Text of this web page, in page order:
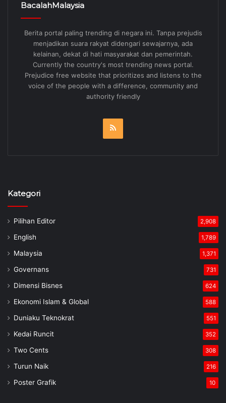
BacalahMalaysia
Berita portal paling trending di negara ini. Tanpa prejudis
menjadikan suara rakyat didengari sewajarnya, ada
kelainan, dekat di hati masyarakat dan pemerintah.
Currently the country's most trending news portal.
Prejudice free website that prioritizes and listens to the
voice of the people with a difference, community and
authority friendly
Kategori
Pilihan Editor 2,908
English 1,789
Malaysia 1,371
Governans 731
Dimensi Bisnes 624
Ekonomi Islam & Global 588
Duniaku Teknokrat 551
Kedai Runcit 352
Two Cents 308
Turun Naik 216
Poster Grafik 10